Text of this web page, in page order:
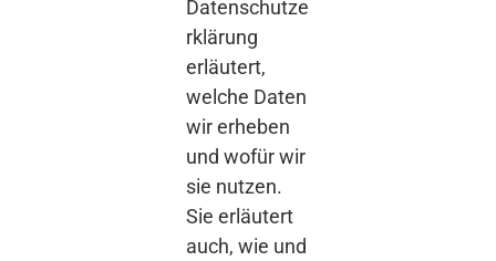
Datenschutze
rklärung
erläutert,
welche Daten
wir erheben
und wofür wir
sie nutzen.
Sie erläutert
auch, wie und